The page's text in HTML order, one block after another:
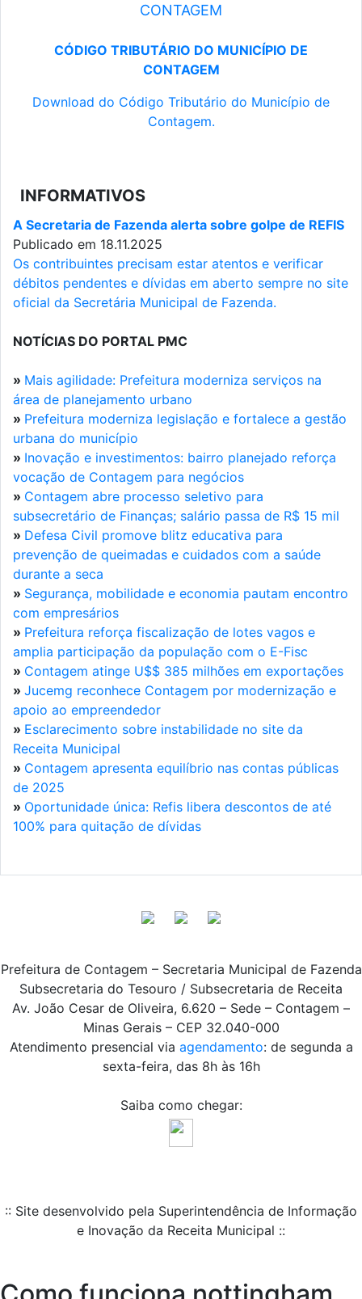
CONTAGEM
CÓDIGO TRIBUTÁRIO DO MUNICÍPIO DE
CONTAGEM
Download do Código Tributário do Município de
Contagem.
INFORMATIVOS
A Secretaria de Fazenda alerta sobre golpe de REFIS
Publicado em 18.11.2025
Os contribuintes precisam estar atentos e verificar
débitos pendentes e dívidas em aberto sempre no site
oficial da Secretária Municipal de Fazenda.
NOTÍCIAS DO PORTAL PMC
» Mais agilidade: Prefeitura moderniza serviços na
área de planejamento urbano
» Prefeitura moderniza legislação e fortalece a gestão
urbana do município
» Inovação e investimentos: bairro planejado reforça
vocação de Contagem para negócios
» Contagem abre processo seletivo para
subsecretário de Finanças; salário passa de R$ 15 mil
» Defesa Civil promove blitz educativa para
prevenção de queimadas e cuidados com a saúde
durante a seca
» Segurança, mobilidade e economia pautam encontro
com empresários
» Prefeitura reforça fiscalização de lotes vagos e
amplia participação da população com o E-Fisc
» Contagem atinge U$$ 385 milhões em exportações
» Jucemg reconhece Contagem por modernização e
apoio ao empreendedor
» Esclarecimento sobre instabilidade no site da
Receita Municipal
» Contagem apresenta equilíbrio nas contas públicas
de 2025
» Oportunidade única: Refis libera descontos de até
100% para quitação de dívidas
Prefeitura de Contagem – Secretaria Municipal de Fazenda
Subsecretaria do Tesouro / Subsecretaria de Receita
Av. João Cesar de Oliveira, 6.620 – Sede – Contagem –
Minas Gerais – CEP 32.040-000
Atendimento presencial via agendamento: de segunda a
sexta-feira, das 8h às 16h
Saiba como chegar:
:: Site desenvolvido pela Superintendência de Informação
e Inovação da Receita Municipal ::